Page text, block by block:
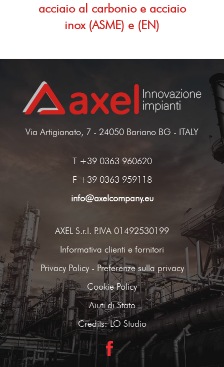
acciaio al carbonio e acciaio
inox (ASME) e (EN)
Via Artigianato, 7 - 24050 Bariano BG - ITALY
T +39 0363 960620
F +39 0363 959118
info@axelcompany.eu
AXEL S.r.l. P.IVA 01492530199
Informativa clienti e fornitori
Privacy Policy- Preferenze sulla privacy
Cookie Policy
Aiuti di Stato
Credits:LO Studio